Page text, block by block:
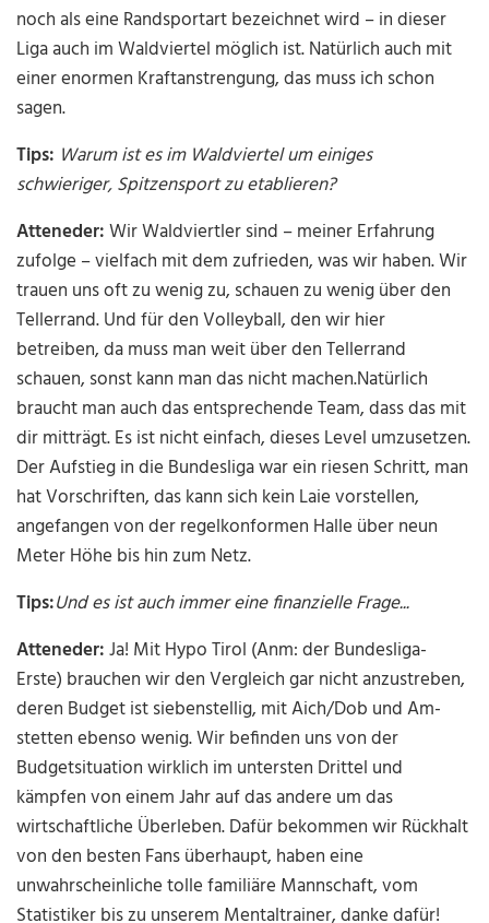
noch als eine Randsportart bezeichnet wird – in dieser
Liga auch im Waldviertel möglich ist. Natürlich auch mit
einer enormen Kraftanstrengung, das muss ich schon
sagen.
Tips: Warum ist es im Waldviertel um einiges
schwieriger, Spitzensport zu etablieren?
Atteneder:Wir Waldviertler sind – meiner Erfahrung
zufolge – vielfach mit dem zufrieden, was wir haben. Wir
trauen uns oft zu wenig zu, schauen zu wenig über den
Tellerrand. Und für den Volleyball, den wir hier
betreiben, da muss man weit über den Tellerrand
schauen, sonst kann man das nicht machen.Natürlich
braucht man auch das entsprechende Team, dass das mit
dir mitträgt. Es ist nicht einfach, dieses Level umzusetzen.
Der Aufstieg in die Bundesliga war ein riesen Schritt, man
hat Vorschriften, das kann sich kein Laie vorstellen,
angefangen von der regelkonformen Halle über neun
Meter Höhe bis hin zum Netz.
Tips:Und es ist auch immer eine finanzielle Frage...
Atteneder:Ja! Mit Hypo Tirol (Anm: der Bundesliga-
Erste) brauchen wir den Vergleich gar nicht anzustreben,
deren Budget ist siebenstellig, mit Aich/Dob und Am­
stetten ebenso wenig. Wir befinden uns von der
Budgetsituation wirklich im untersten Drittel und
kämpfen von einem Jahr auf das andere um das
wirtschaftliche Überleben. Dafür bekommen wir Rückhalt
von den besten Fans überhaupt, haben eine
unwahrscheinliche tolle familiäre Mannschaft, vom
Statistiker bis zu unserem Mentaltrainer, danke dafür!